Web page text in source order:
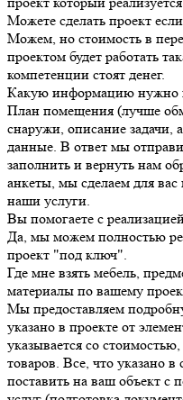
Можете сделать проект
Можем, но стоимость в
проектом будет работать
компетенции стоят денег.
Какую информацию нужно
План помещения (лучше
снаружи, описание задачи,
данные. В ответ мы
заполнить и вернуть нам
анкеты, мы сделаем для
наши услуги.
Вы помогаете с
Да, мы можем полностью
проект "под ключ".
Где мне взять мебель,
материалы по вашему
Мы предоставляем
указано в проекте от
указывается со
товаров. Все, что указано
поставить на ваш объект